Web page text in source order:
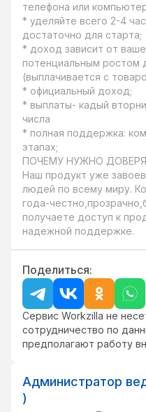
телефона или
* уделяйте всего 2-4
достаточно для старта;
* доход зависит от
потенциальным ростом
(выплачивается с
* официальный доход;
* выплаты- кадый
числа
* полная поддержка:
этапах;
ПОЧЕМУ НУЖНО
Наш продукт уже
людей по всему миру.
года-
получаете доступ к
надежной поддержке.
Поделиться:
Сервис Workzilla не
сотрудничество по
предполагают работу
Администратор
)